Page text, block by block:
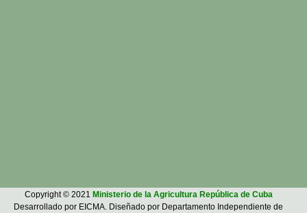
Copyright © 2021 Ministerio de la Agricultura República de Cuba
Desarrollado por EICMA. Diseñado por Departamento Independiente de